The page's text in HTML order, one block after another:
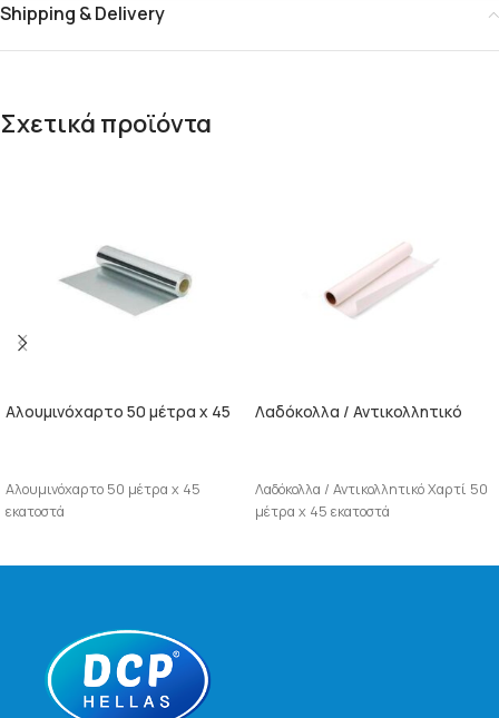
Shipping & Delivery
Σχετικά προϊόντα
Αλουμινόχαρτο 50 μέτρα x 45
Αλουμινόχαρτο 50 μέτρα x 45
εκατοστά
Λαδόκολλα / Αντικολλητικό
Λαδόκολλα / Αντικολλητικό Χαρτί 50
μέτρα x 45 εκατοστά